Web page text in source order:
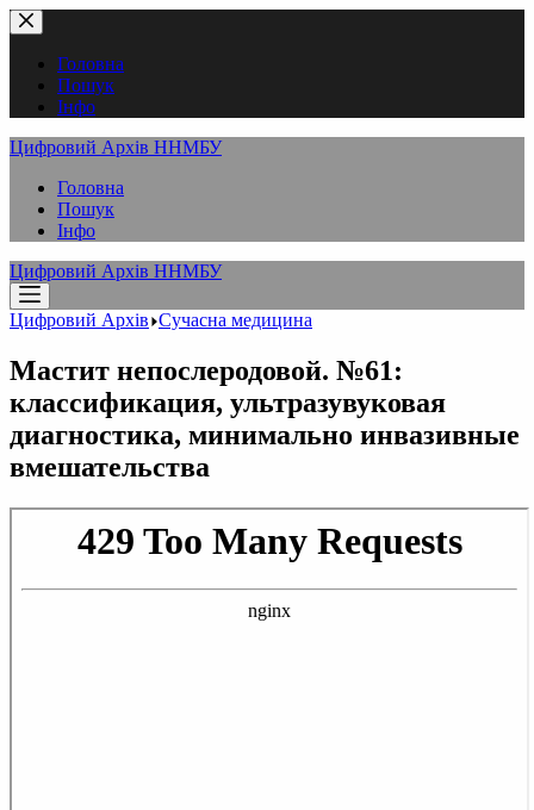
Перейти
до
вмістуГоловна
Пошук
Інфо
Цифровий Архів ННМБУ
Головна
Пошук
Інфо
Цифровий Архів ННМБУ
Цифровий Архів Сучасна медицина
Мастит непослеродовой. №61:
классификация, ультразувуковая
диагностика, минимально инвазивные
вмешательства